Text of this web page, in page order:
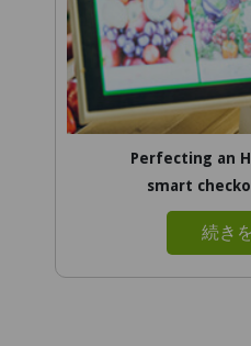
Perfecting an
smart
続き